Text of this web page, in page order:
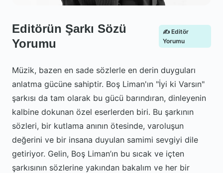
Editörün Şarkı Sözü
Yorumu
✍️ Editör
Yorumu
Müzik, bazen en sade sözlerle en derin duyguları
anlatma gücüne sahiptir. Boş Liman'ın "İyi ki Varsın"
şarkısı da tam olarak bu gücü barındıran, dinleyenin
kalbine dokunan özel eserlerden biri. Bu şarkının
sözleri, bir kutlama anının ötesinde, varoluşun
değerini ve bir insana duyulan samimi sevgiyi dile
getiriyor. Gelin, Boş Liman’ın bu sıcak ve içten
şarkısının sözlerine yakından bakalım ve her bir